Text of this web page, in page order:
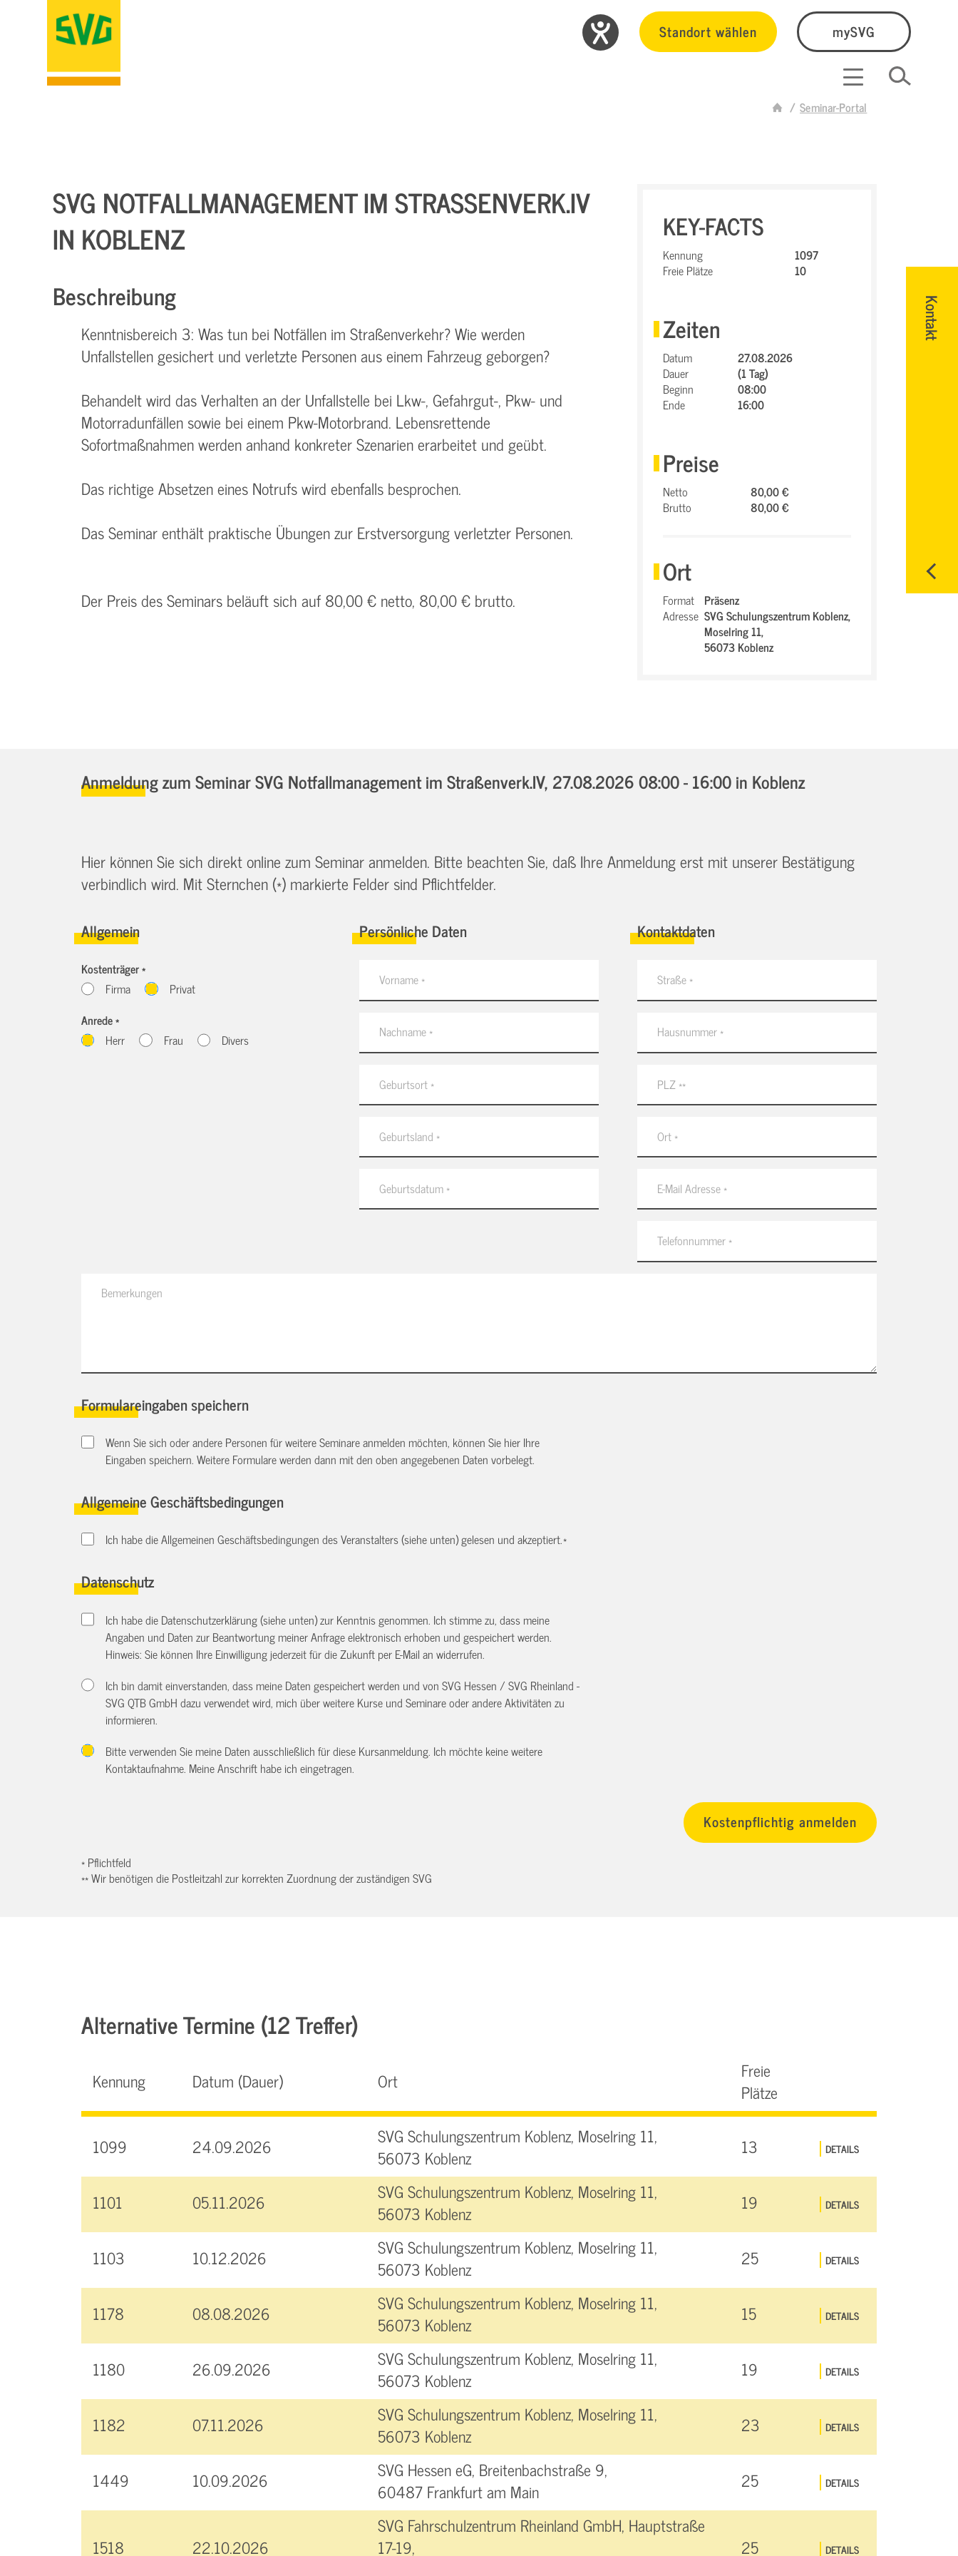
Standort wählen mySVG
Seminar-Portal
Kontakt
SVG NOTFALLMANAGEMENT IM STRASSENVERK.IV I
N KOBLENZ
Beschreibung
Kenntnisbereich 3: Was tun bei Notfällen im Straßenverkehr? Wie werden
Unfallstellen gesichert und verletzte Personen aus einem Fahrzeug geborgen?
Behandelt wird das Verhalten an der Unfallstelle bei Lkw-, Gefahrgut-, Pkw- und
Motorradunfällen sowie bei einem Pkw-Motorbrand. Lebensrettende
Sofortmaßnahmen werden anhand konkreter Szenarien erarbeitet und geübt.
Das richtige Absetzen eines Notrufs wird ebenfalls besprochen.
Das Seminar enthält praktische Übungen zur Erstversorgung verletzter Personen.
Der Preis des Seminars beläuft sich auf 80,00 € netto, 80,00 € brutto.
KEY-FACTS
Kennung
1097
Freie Plätze
10
Zeiten
Datum
27.08.2026
Dauer
(1 Tag)
Beginn
08:00
Ende
16:00
Preise
Netto
80,00 €
Brutto
80,00 €
Ort
Format Präsenz
Adresse SVG Schulungszentrum Koblenz,
Moselring 11,
56073 Koblenz
Anmeldung zum Seminar SVG Notfallmanagement im Straßenverk.IV, 27.08.2026 08:00 - 16:00in Koblenz
Hier können Sie sich direkt online zum Seminar anmelden. Bitte beachten Sie, daß Ihre Anmeldung erst mit unserer Bestätigung
verbindlich wird. Mit Sternchen (*) markierte Felder sind Pflichtfelder.
Allgemein
Kostenträger *
Firma
Privat
Anrede *
Herr
Frau Divers
Persönliche Daten Kontaktdaten
Formulareingaben speichern
Wenn Sie sich oder andere Personen für weitere Seminare anmelden möchten, können Sie hier Ihre
Eingaben speichern. Weitere Formulare werden dann mit den oben angegebenen Daten vorbelegt.
Allgemeine Geschäftsbedingungen
Ich habe die Allgemeinen Geschäftsbedingungen des Veranstalters (siehe unten) gelesen und akzeptiert.*
Datenschutz
Ich habe die Datenschutzerklärung (siehe unten) zur Kenntnis genommen. Ich stimme zu, dass meine
Angaben und Daten zur Beantwortung meiner Anfrage elektronisch erhoben und gespeichert werden.
Hinweis: Sie können Ihre Einwilligung jederzeit für die Zukunft per E-Mail anwiderrufen.
Ich bin damit einverstanden, dass meine Daten gespeichert werden und von SVG Hessen / SVG Rheinland -
SVG QTB GmbH dazu verwendet wird, mich über weitere Kurse und Seminare oder andere Aktivitäten zu
informieren.
Bitte verwenden Sie meine Daten ausschließlich für diese Kursanmeldung. Ich möchte keine weitere
Kontaktaufnahme. Meine Anschrift habe ich eingetragen.
* Pflichtfeld
** Wir benötigen die Postleitzahl zur korrekten Zuordnung der zuständigen SVG
Alternative Termine (12 Treffer)
Kennung Datum (Dauer) Ort
Freie
Plätze
1099 24.09.2026
SVG Schulungszentrum Koblenz, Moselring 11,
56073 Koblenz
13 DETAILS
1101 05.11.2026
SVG Schulungszentrum Koblenz, Moselring 11,
56073 Koblenz
19 DETAILS
1103 10.12.2026
SVG Schulungszentrum Koblenz, Moselring 11,
56073 Koblenz
25 DETAILS
1178 08.08.2026
SVG Schulungszentrum Koblenz, Moselring 11,
56073 Koblenz
15 DETAILS
1180 26.09.2026
SVG Schulungszentrum Koblenz, Moselring 11,
56073 Koblenz
19 DETAILS
1182 07.11.2026
SVG Schulungszentrum Koblenz, Moselring 11,
56073 Koblenz
23 DETAILS
1449 10.09.2026
SVG Hessen eG, Breitenbachstraße 9,
60487 Frankfurt am Main
25 DETAILS
1518 22.10.2026
SVG Fahrschulzentrum Rheinland GmbH, Hauptstraße
17-19,
25 DETAILS